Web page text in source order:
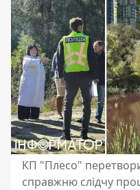
КП "Плесо"
справжню слідчу